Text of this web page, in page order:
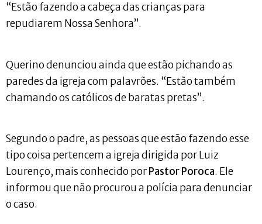
“Estão fazendo a cabeça das crianças para
repudiarem Nossa Senhora”.
Querino denunciou ainda que estão pichando as
paredes da igreja com palavrões. “Estão também
chamando os católicos de baratas pretas”.
Segundo o padre, as pessoas que estão fazendo esse
tipo coisa pertencem a igreja dirigida por Luiz
Lourenço, mais conhecido porPastor Poroca. Ele
informou que não procurou a polícia para denunciar
o caso.